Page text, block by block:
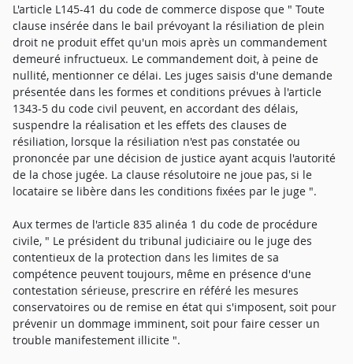
L'article L145-41 du code de commerce dispose que " Toute
clause insérée dans le bail prévoyant la résiliation de plein
droit ne produit effet qu'un mois après un commandement
demeuré infructueux. Le commandement doit, à peine de
nullité, mentionner ce délai. Les juges saisis d'une demande
présentée dans les formes et conditions prévues à l'article
1343-5 du code civil peuvent, en accordant des délais,
suspendre la réalisation et les effets des clauses de
résiliation, lorsque la résiliation n'est pas constatée ou
prononcée par une décision de justice ayant acquis l'autorité
de la chose jugée. La clause résolutoire ne joue pas, si le
locataire se libère dans les conditions fixées par le juge ".
Aux termes de l'article 835 alinéa 1 du code de procédure
civile, " Le président du tribunal judiciaire ou le juge des
contentieux de la protection dans les limites de sa
compétence peuvent toujours, même en présence d'une
contestation sérieuse, prescrire en référé les mesures
conservatoires ou de remise en état qui s'imposent, soit pour
prévenir un dommage imminent, soit pour faire cesser un
trouble manifestement illicite ".